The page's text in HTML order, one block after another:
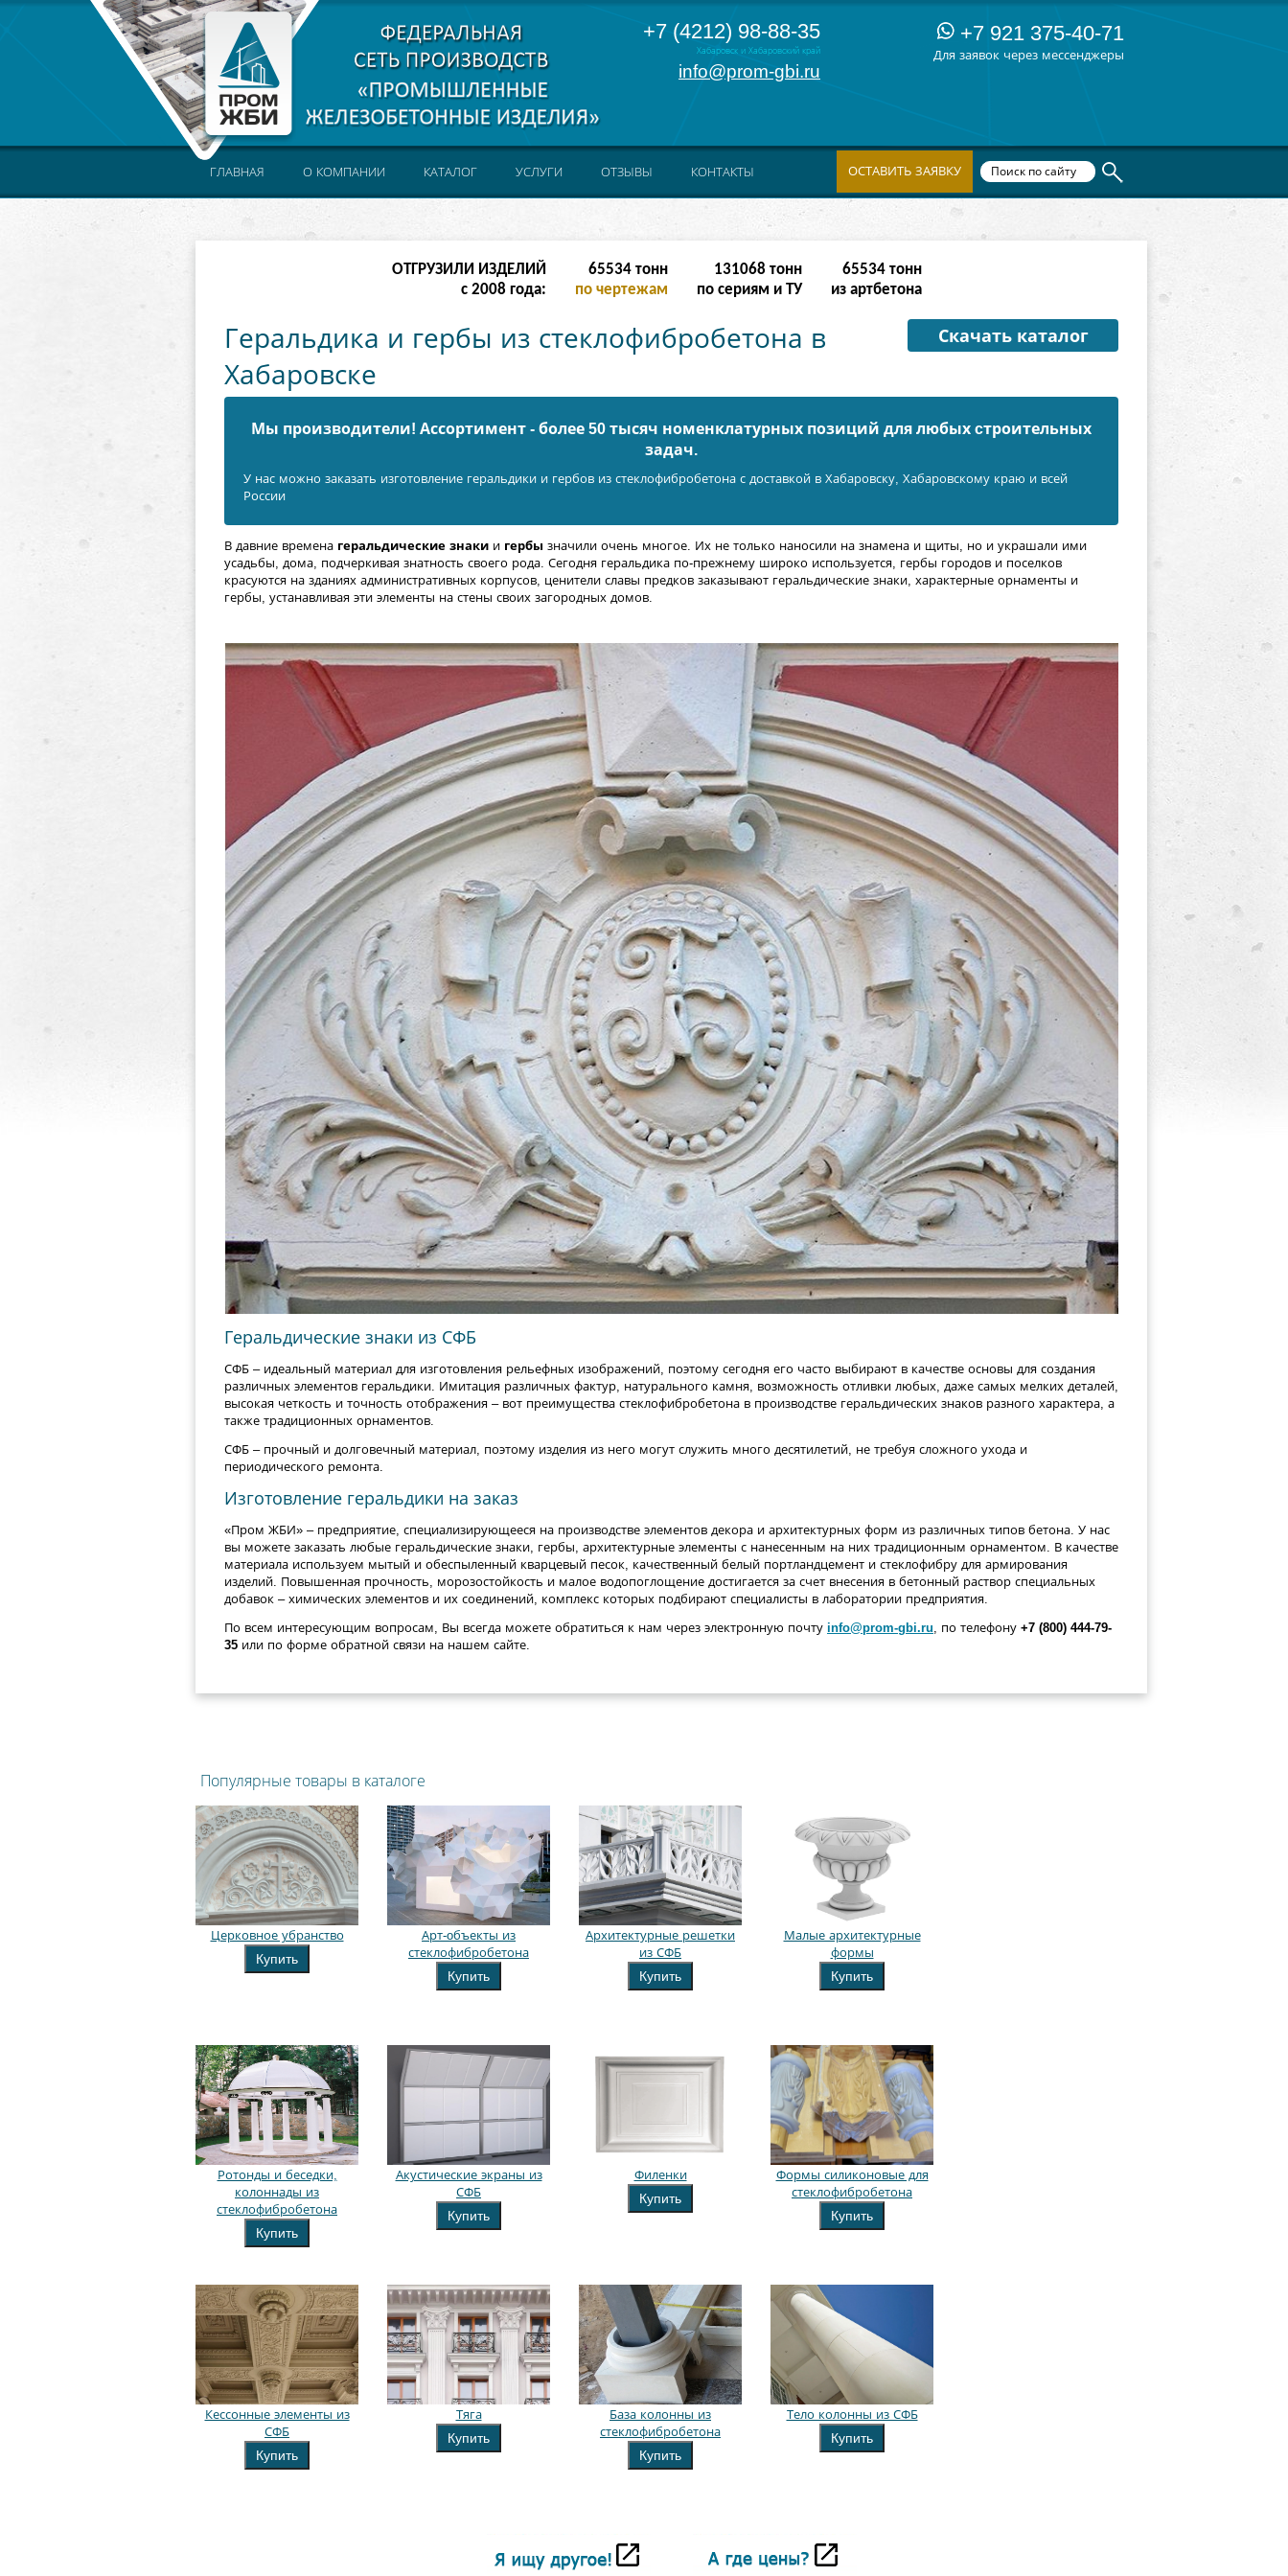
+7 (4212) 98-88-35
Хабаровск и Хабаровский край
info@prom-gbi.ru
+7 921 375-40-71
Для заявок через мессенджеры
ГЛАВНАЯ О КОМПАНИИ КАТАЛОГ УСЛУГИ ОТЗЫВЫ КОНТАКТЫ ОСТАВИТЬ ЗАЯВКУ
ОТГРУЗИЛИ ИЗДЕЛИЙ
с 2008 года:
524286 тонн
по чертежам
238342 тонн
по сериям и ТУ
512303 тонн
из артбетона
Скачать каталог
Геральдика и гербы из стеклофибробетона в
Хабаровске
Мы производители! Ассортимент - более 50 тысяч номенклатурных позиций для любых cтроительных
задач.
У нас можно заказать изготовление геральдики и гербов из стеклофибробетона с доставкой в Хабаровску, Хабаровскому краю и всей
России
В давние времена геральдические знаки и гербы значили очень многое. Их не только наносили на знамена и щиты, но и украшали ими
усадьбы, дома, подчеркивая знатность своего рода. Сегодня геральдика по-прежнему широко используется, гербы городов и поселков
красуются на зданиях административных корпусов, ценители славы предков заказывают геральдические знаки, характерные орнаменты и
гербы, устанавливая эти элементы на стены своих загородных домов.
Геральдические знаки из СФБ
СФБ – идеальный материал для изготовления рельефных изображений, поэтому сегодня его часто выбирают в качестве основы для создания
различных элементов геральдики. Имитация различных фактур, натурального камня, возможность отливки любых, даже самых мелких деталей,
высокая четкость и точность отображения – вот преимущества стеклофибробетона в производстве геральдических знаков разного характера, а
также традиционных орнаментов.
СФБ – прочный и долговечный материал, поэтому изделия из него могут служить много десятилетий, не требуя сложного ухода и
периодического ремонта.
Изготовление геральдики на заказ
«Пром ЖБИ» – предприятие, специализирующееся на производстве элементов декора и архитектурных форм из различных типов бетона. У нас
вы можете заказать любые геральдические знаки, гербы, архитектурные элементы с нанесенным на них традиционным орнаментом. В качестве
материала используем мытый и обеспыленный кварцевый песок, качественный белый портландцемент и стеклофибру для армирования
изделий. Повышенная прочность, морозостойкость и малое водопоглощение достигается за счет внесения в бетонный раствор специальных
добавок – химических элементов и их соединений, комплекс которых подбирают специалисты в лаборатории предприятия.
По всем интересующим вопросам, Вы всегда можете обратиться к нам через электронную почту info@prom-gbi.ru, по телефону +7 (800) 444-79-
35 или по форме обратной связи на нашем сайте.
Популярные товары в каталоге
Церковное убранство
Купить
Арт-oбъекты из
стеклофибробетона
Купить
Архитектурные решетки
из СФБ
Купить
Малые архитектурные
формы
Купить
Ротонды и беседки,
колоннады из
стеклофибробетона
Купить
Акустические экраны из
СФБ
Купить
Филенки
Купить
Формы силиконовые для
стеклофибробетона
Купить
Кессонные элементы из
СФБ
Купить
Тяга
Купить
База колонны из
стеклофибробетона
Купить
Тело колонны из СФБ
Купить